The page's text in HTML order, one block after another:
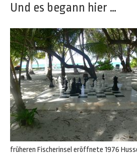
Und es begann hier …
früheren Fischerinsel eröffnete 1976